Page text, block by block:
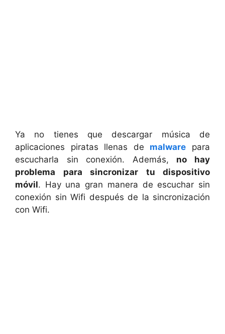
Ya no tienes que descargar música de
aplicaciones piratas llenas de malware para
escucharla sin conexión. Además, no hay
problema para sincronizar tu dispositivo
móvil. Hay una gran manera de escuchar sin
conexión sin Wifi después de la sincronización
con Wifi.